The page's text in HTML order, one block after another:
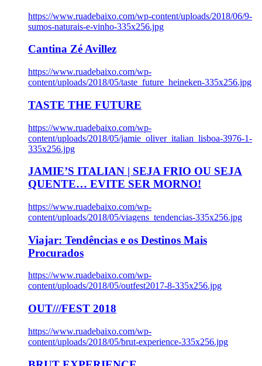
https://www.ruadebaixo.com/wp-content/uploads/2018/06/9-
sumos-naturais-e-vinho-335x256.jpg
Cantina Zé Avillez
https://www.ruadebaixo.com/wp-
content/uploads/2018/05/taste_future_heineken-335x256.jpg
TASTE THE FUTURE
https://www.ruadebaixo.com/wp-
content/uploads/2018/05/jamie_oliver_italian_lisboa-3976-1-
335x256.jpg
JAMIE’S ITALIAN | SEJA FRIO OU SEJA
QUENTE… EVITE SER MORNO!
https://www.ruadebaixo.com/wp-
content/uploads/2018/05/viagens_tendencias-335x256.jpg
Viajar: Tendências e os Destinos Mais
Procurados
https://www.ruadebaixo.com/wp-
content/uploads/2018/05/outfest2017-8-335x256.jpg
OUT///FEST 2018
https://www.ruadebaixo.com/wp-
content/uploads/2018/05/brut-experience-335x256.jpg